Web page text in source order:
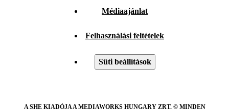
Médiaajánlat
Felhasználási feltételek
Süti beállítások
A SHE KIADÓJA A MEDIAWORKS HUNGARY ZRT. © MINDEN